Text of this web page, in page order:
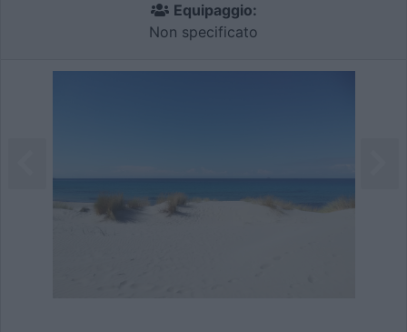
Equipaggio:
Non specificato